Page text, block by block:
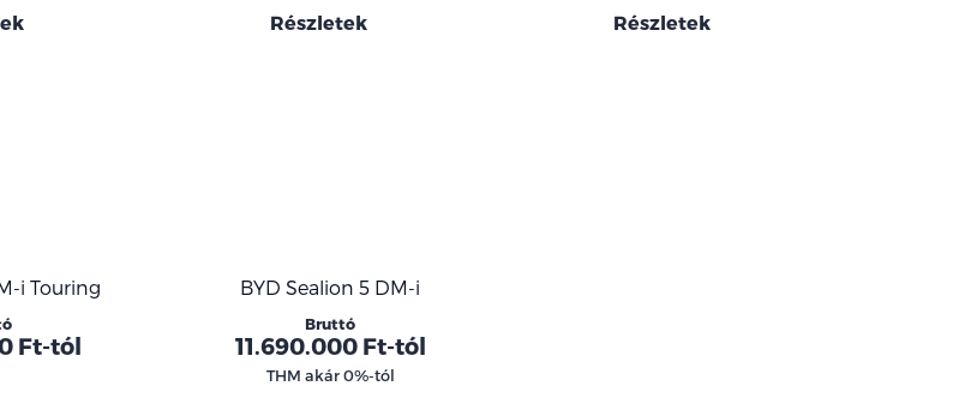
Részletek Részletek
i Touring
Ft-tól
BYD Sealion 5 DM-i
Bruttó
11.690.000 Ft-tól
THM akár 0%-tól